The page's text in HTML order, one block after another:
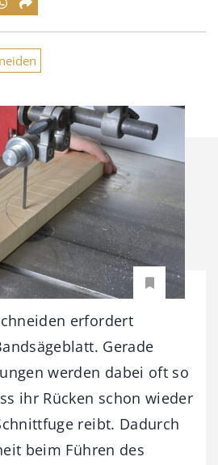
erfordert
Gerade
werden dabei oft so
ihr Rücken schon wieder
reibt. Dadurch
beim Führen des